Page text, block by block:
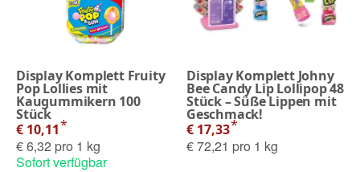
Display Komplett Fruity
Pop Lollies mit
Kaugummikern 100
Stück
€ 10,11*
€ 6,32 pro 1 kg
Sofort verfügbar
Display Komplett Johny
Bee Candy Lip Lollipop 48
Stück – Süße Lippen mit
Geschmack!
€ 17,33*
€ 72,21 pro 1 kg